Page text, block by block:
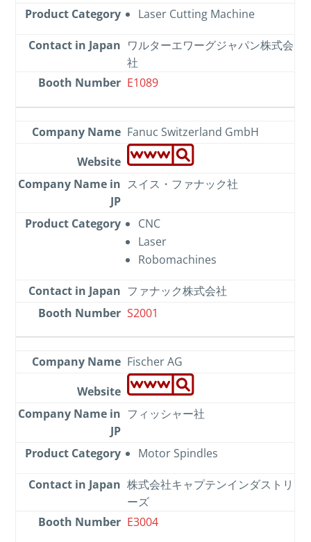
Laser Cutting Machine
ワルターエワーグジャパン株式会
社
E1089
Fanuc Switzerland GmbH
スイス・ファナック社
CNC
Laser
Robomachines
ファナック株式会社
S2001
Fischer AG
フィッシャー社
Motor Spindles
株式会社キャプテンインダストリ
ーズ
E3004